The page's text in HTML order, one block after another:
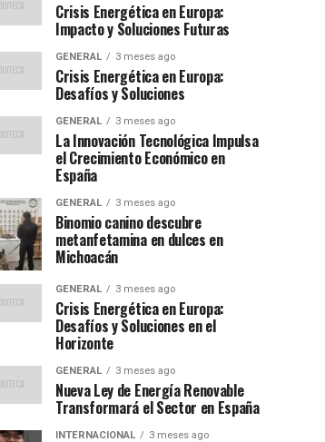
Crisis Energética en Europa:
Impacto y Soluciones Futuras
GENERAL 3 meses ago
Crisis Energética en Europa:
Desafíos y Soluciones
GENERAL 3 meses ago
La Innovación Tecnológica Impulsa
el Crecimiento Económico en
España
GENERAL 3 meses ago
Binomio canino descubre
metanfetamina en dulces en
Michoacán
GENERAL 3 meses ago
Crisis Energética en Europa:
Desafíos y Soluciones en el
Horizonte
GENERAL 3 meses ago
Nueva Ley de Energía Renovable
Transformará el Sector en España
INTERNACIONAL 3 meses ago